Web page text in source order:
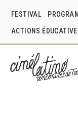
FESTIVAL
ACTIONS